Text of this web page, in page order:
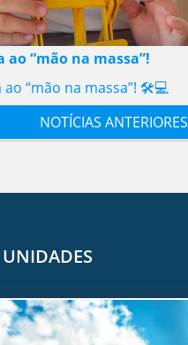
ao “mão na massa”!
ao “mão na massa”! 🛠️💻
NOTÍCIAS ANTERIORES